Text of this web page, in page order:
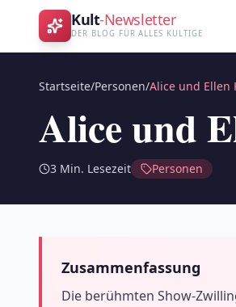
Kult-Newsletter
DER BLOG FÜR ALLES KULTIGE
Startseite/Personen/Alice und Ellen
Alice und
3 Min. Lesezeit Personen
Zusammenfassung
Die berühmten Show-